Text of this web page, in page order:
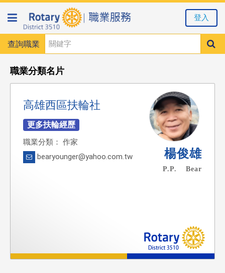
查詢職業
登入
職業分類名片
高雄西區扶輪社
職業分類： 作家
bearyounger@yahoo.com.tw
楊俊雄
P.P. Bear